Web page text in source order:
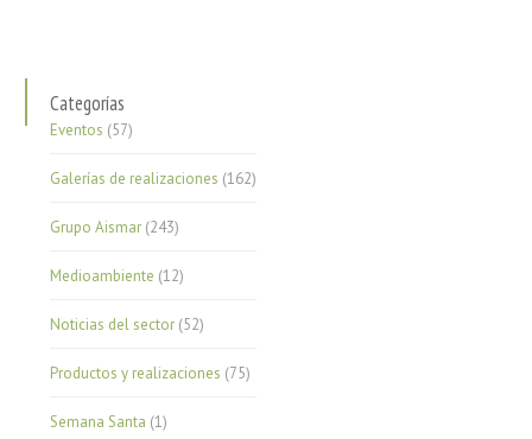
Categorías
Eventos (57)
Galerías de realizaciones (162)
Grupo Aismar (243)
Medioambiente (12)
Noticias del sector (52)
Productos y realizaciones (75)
Semana Santa (1)